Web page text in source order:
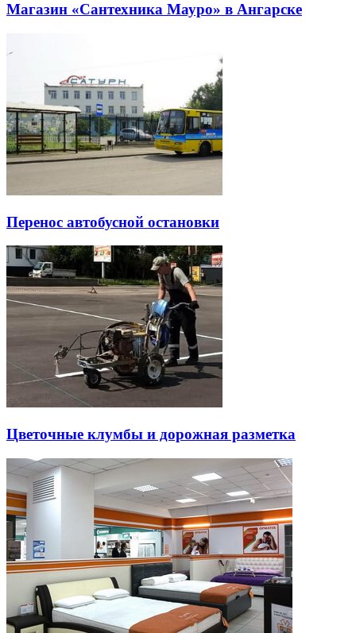
Магазин «Сантехника Мауро» в Ангарске
Перенос автобусной остановки
Цветочные клумбы и дорожная разметка